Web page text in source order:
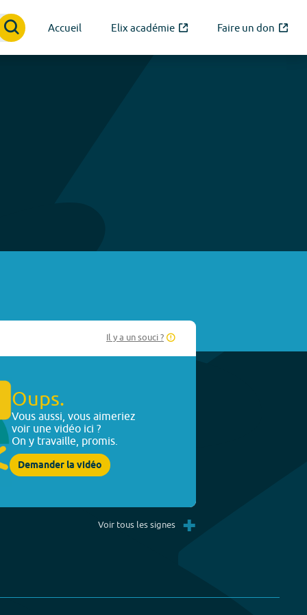
Accueil Elix académie Faire un don
Il y a un souci ?
Oups.
Vous aussi, vous aimeriez
voir une vidéo ici ?
On y travaille, promis.
Demander la vidéo
Voir tous les signes +